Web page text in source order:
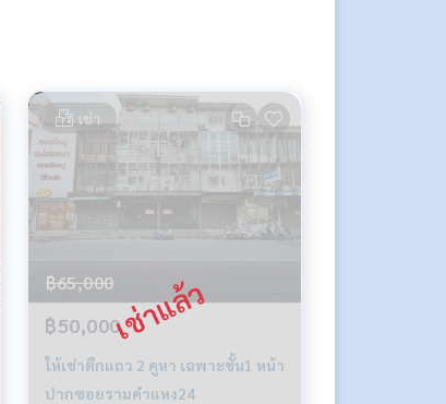
เช่า
฿65,000
฿50,000
ให้เช่าตึกแถว 2 คูหา เฉพาะชั้น1 หน้า
ปากซอยรามคำแหง24